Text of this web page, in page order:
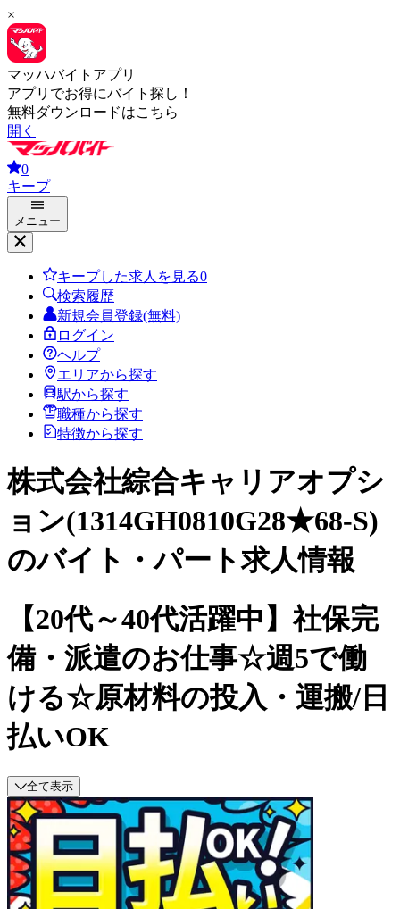
×
マッハバイトアプリ
アプリでお得にバイト探し！
無料ダウンロードはこちら
開く
0
キープ
メニュー
キープした求人を見る0
検索履歴
新規会員登録(無料)
ログイン
ヘルプ
エリアから探す
駅から探す
職種から探す
特徴から探す
株式会社綜合キャリアオプシ
ョン(1314GH0810G28★68-S)
のバイト・パート求人情報
【20代～40代活躍中】社保完
備・派遣のお仕事☆週5で働
ける☆原材料の投入・運搬/日
払いOK
全て表示